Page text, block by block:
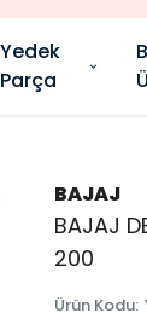
Yedek
Parça
BAJAJ
BAJAJ
200
Ürün Kodu: